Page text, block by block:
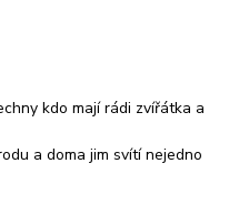
kdo mají rádi zvířátka a
a doma jim svítí nejedno